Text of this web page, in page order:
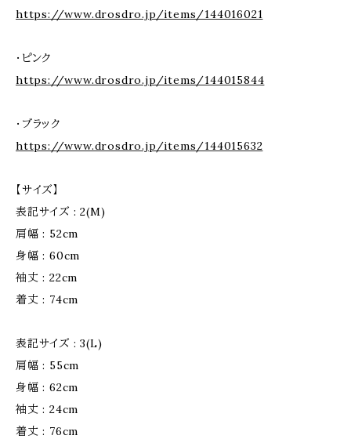
https://www.drosdro.jp/items/144016021
・ピンク
https://www.drosdro.jp/items/144015844
・ブラック
https://www.drosdro.jp/items/144015632
【サイズ】
表記サイズ : 2(M)
肩幅 : 52cm
身幅 : 60cm
袖丈 : 22cm
着丈 : 74cm
表記サイズ : 3(L)
肩幅 : 55cm
身幅 : 62cm
袖丈 : 24cm
着丈 : 76cm